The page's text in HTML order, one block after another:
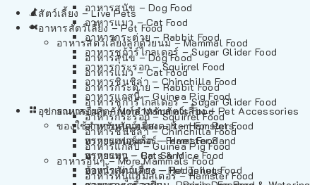
สัตว์เลี้ยง – Live Pets
อาหารสัตว์เลี้ยง – Pet Food
อาหารสัตว์เลี้ยงลูกด้วยนม – Mammal Food
อาหารสุนัข – Dog Food
อาหารแมว – Cat Food
อาหารกระต่าย – Rabbit Food
อาหารชูก้าร์ไกลเดอร์ – Sugar Glider Food
อาหารกระรอก – Squirrel Food
อาหารชินชิล่า – Chinchilla Food
อาหารแกสบี้ – Guinea Pig Food
อาหารอื่นๆ – More Mammals Food
อาหารหนูแฮมสเตอร์ – Hamster Food
อาหารสุนัข – Dog Food
อาหารแมว – Cat Food
อาหารกระต่าย – Rabbit Food
อาหารชูก้าร์ไกลเดอร์ – Sugar Glider Food
อาหารกระรอก – Squirrel Food
อาหารชินชิล่า – Chinchilla Food
อาหารแกสบี้ – Guinea Pig Food
อาหารอื่นๆ – More Mammals Food
อาหารหนูแฮมสเตอร์ – Hamster Food
อาหารเฟอร์เร็ต – Ferret Food
อาหารหนู – Rats & Mice Food
อาหารเม่นแคระ – Hedgehog Food
อุปกรณและผลิตภัณฑ์สำหรับสัตว์เลี้ยง – Pet Accessories
ของใช้สำหรับสัตว์เลี้ยง – Item For Pets
ทรายแฮมสเตอร์ – Hamster Sand
ทรายแมว – Cat Sand
ห้องน้ำสัตว์เลี้ยง – Pet Toilets